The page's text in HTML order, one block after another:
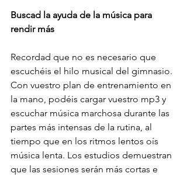
Buscad la ayuda de la música para
rendir más
Recordad que no es necesario que
escuchéis el hilo musical del gimnasio.
Con vuestro plan de entrenamiento en
la mano, podéis cargar vuestro mp3 y
escuchar música marchosa durante las
partes más intensas de la rutina, al
tiempo que en los ritmos lentos oís
música lenta. Los estudios demuestran
que las sesiones serán más cortas e